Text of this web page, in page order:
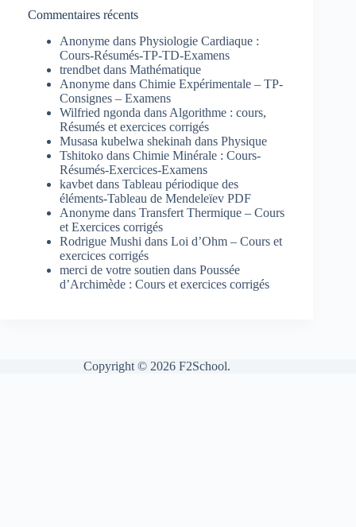
Commentaires récents
Anonyme dans Physiologie Cardiaque :
Cours-Résumés-TP-TD-Examens
trendbet dans Mathématique
Anonyme dans Chimie Expérimentale – TP-
Consignes – Examens
Wilfried ngonda dans Algorithme : cours,
Résumés et exercices corrigés
Musasa kubelwa shekinah dans Physique
Tshitoko dans Chimie Minérale : Cours-
Résumés-Exercices-Examens
kavbet dans Tableau périodique des
éléments-Tableau de Mendeleïev PDF
Anonyme dans Transfert Thermique – Cours
et Exercices corrigés
Rodrigue Mushi dans Loi d’Ohm – Cours et
exercices corrigés
merci de votre soutien dans Poussée
d’Archimède : Cours et exercices corrigés
Copyright © 2026 F2School.